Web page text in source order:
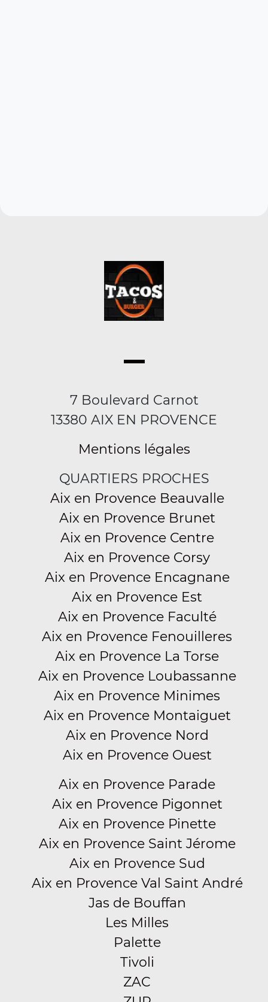
7 Boulevard Carnot
13380 AIX EN PROVENCE
Mentions légales
QUARTIERS PROCHES
Aix en Provence Beauvalle
Aix en Provence Brunet
Aix en Provence Centre
Aix en Provence Corsy
Aix en Provence Encagnane
Aix en Provence Est
Aix en Provence Faculté
Aix en Provence Fenouilleres
Aix en Provence La Torse
Aix en Provence Loubassanne
Aix en Provence Minimes
Aix en Provence Montaiguet
Aix en Provence Nord
Aix en Provence Ouest
Aix en Provence Parade
Aix en Provence Pigonnet
Aix en Provence Pinette
Aix en Provence Saint Jérome
Aix en Provence Sud
Aix en Provence Val Saint André
Jas de Bouffan
Les Milles
Palette
Tivoli
ZAC